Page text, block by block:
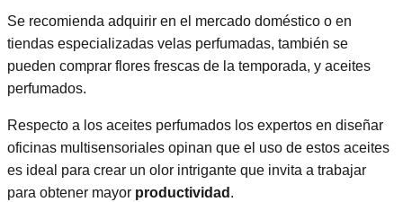
Se recomienda adquirir en el mercado doméstico o en
tiendas especializadas velas perfumadas, también se
pueden comprar flores frescas de la temporada, y aceites
perfumados.
Respecto a los aceites perfumados los expertos en diseñar
oficinas multisensoriales opinan que el uso de estos aceites
es ideal para crear un olor intrigante que invita a trabajar
para obtener mayor productividad .